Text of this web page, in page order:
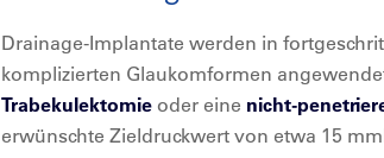
Drainage-Implantate werden in
komplizierten Glaukomformen
Trabekulektomie oder eine nicht-
erwünschte Zieldruckwert von etwa 15